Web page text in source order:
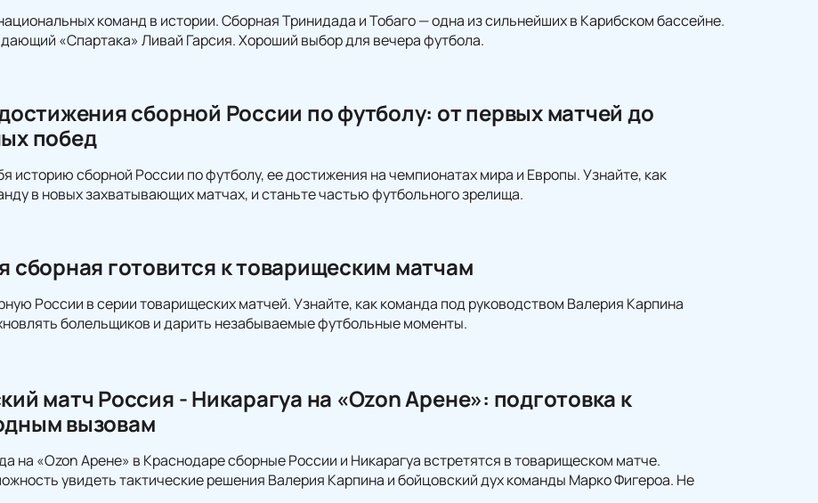
команд в истории. Сборная Тринидада и Тобаго — одна из сильнейших в Карибском бассейне.
«Спартака» Ливай Гарсия. Хороший выбор для вечера футбола.
сборной России по футболу: от первых матчей до
побед
историю сборной России по футболу, ее достижения на чемпионатах мира и Европы. Узнайте, как
в новых захватывающих матчах, и станьте частью футбольного зрелища.
сборная готовится к товарищеским матчам
России в серии товарищеских матчей. Узнайте, как команда под руководством Валерия Карпина
болельщиков и дарить незабываемые футбольные моменты.
матч Россия - Никарагуа на «Ozon Арене»: подготовка к
вызовам
на «Ozon Арене» в Краснодаре сборные России и Никарагуа встретятся в товарищеском матче.
увидеть тактические решения Валерия Карпина и бойцовский дух команды Марко Фигероа. Не